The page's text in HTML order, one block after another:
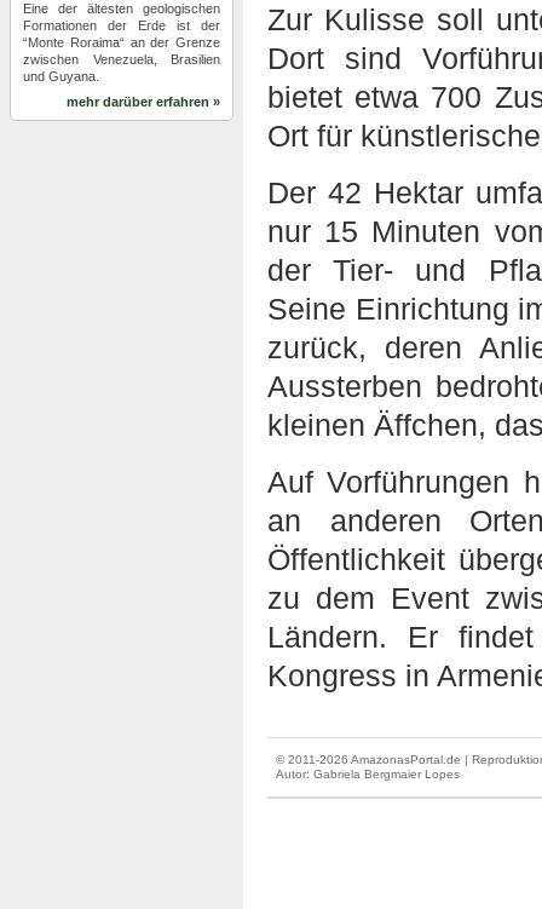
Zur Kulisse soll
Dort sind
bietet etwa 700
Ort für
Der 42 Hektar
nur 15 Minuten
der Tier- und
Seine Einrichtung
zurück, deren
Aussterben
kleinen Äffchen,
Auf Vorführungen
an anderen
Öffentlichkeit
zu dem Event
Ländern. Er
Kongress in
© 2011-2026 AmazonasPortal.de |
Autor: Gabriela Bergmaier Lopes
Eine der ältesten geologischen
Formationen der Erde ist der
“Monte Roraima“ an der Grenze
zwischen Venezuela, Brasilien
und Guyana.
mehr darüber erfahren »